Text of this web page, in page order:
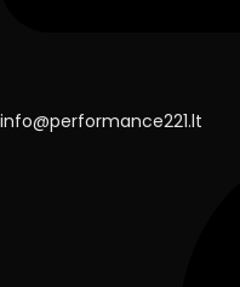
info@performance221.lt